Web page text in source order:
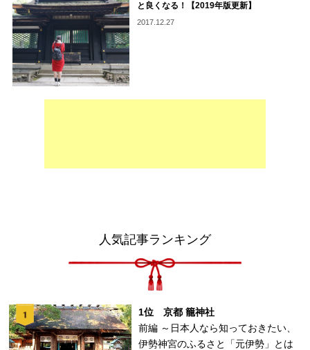
と良くなる！【2019年版更新】
2017.12.27
人気記事ランキング
1位 京都 籠神社
前編 ～日本人なら知っておきたい、
伊勢神宮のふるさと「元伊勢」とは